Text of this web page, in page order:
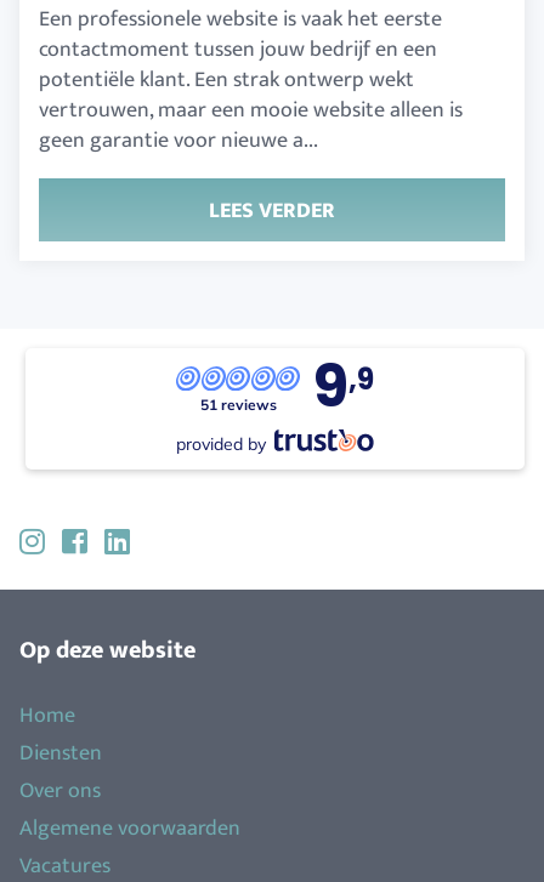
Een professionele website is vaak het eerste
contactmoment tussen jouw bedrijf en een
potentiële klant. Een strak ontwerp wekt
vertrouwen, maar een mooie website alleen is
geen garantie voor nieuwe a...
LEES VERDER
51 reviews 9,9
provided by
Op deze website
Home
Diensten
Over ons
Algemene voorwaarden
Vacatures